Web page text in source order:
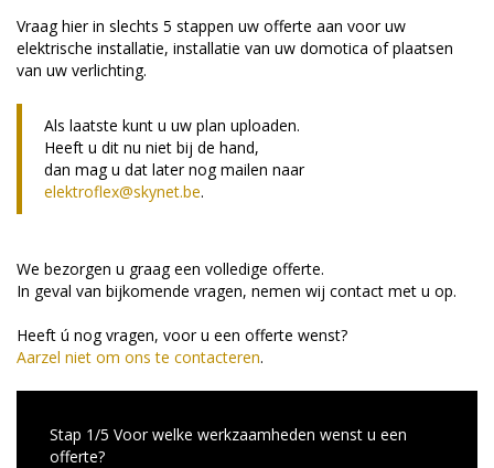
Vraag hier in slechts 5 stappen uw offerte aan voor uw
elektrische installatie, installatie van uw domotica of plaatsen
van uw verlichting.
Als laatste kunt u uw plan uploaden.
Heeft u dit nu niet bij de hand,
dan mag u dat later nog mailen naar
elektroflex@skynet.be.
We bezorgen u graag een volledige offerte.
In geval van bijkomende vragen, nemen wij contact met u op.
Heeft ú nog vragen, voor u een offerte wenst?
Aarzel niet om ons te contacteren.
Stap 1/5 Voor welke werkzaamheden wenst u een
offerte?